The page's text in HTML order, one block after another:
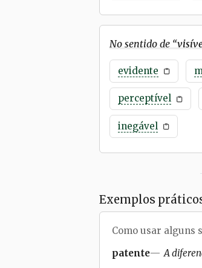
No sentido de “
evidente
perceptível
inegável
Exemplos
Como usar alguns
patente
A